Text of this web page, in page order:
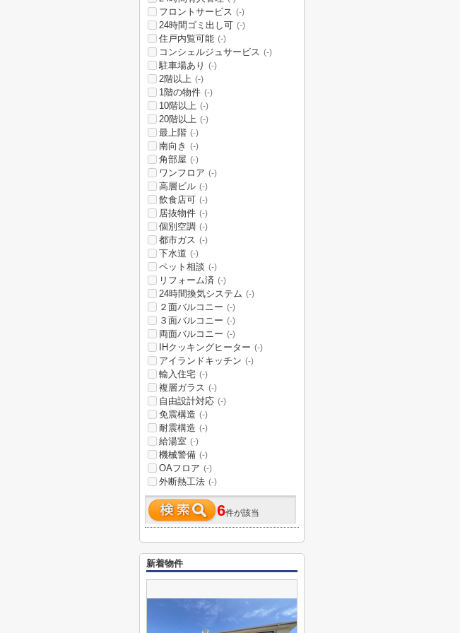
フロントサービス (-)
24時間ゴミ出し可 (-)
住戸内覧可能 (-)
コンシェルジュサービス (-)
駐車場あり (-)
2階以上 (-)
1階の物件 (-)
10階以上 (-)
20階以上 (-)
最上階 (-)
南向き (-)
角部屋 (-)
ワンフロア (-)
高層ビル (-)
飲食店可 (-)
居抜物件 (-)
個別空調 (-)
都市ガス (-)
下水道 (-)
ペット相談 (-)
リフォーム済 (-)
24時間換気システム (-)
２面バルコニー (-)
３面バルコニー (-)
両面バルコニー (-)
IHクッキングヒーター (-)
アイランドキッチン (-)
輸入住宅 (-)
複層ガラス (-)
自由設計対応 (-)
免震構造 (-)
耐震構造 (-)
給湯室 (-)
機械警備 (-)
OAフロア (-)
外断熱工法 (-)
6件が該当
新着物件